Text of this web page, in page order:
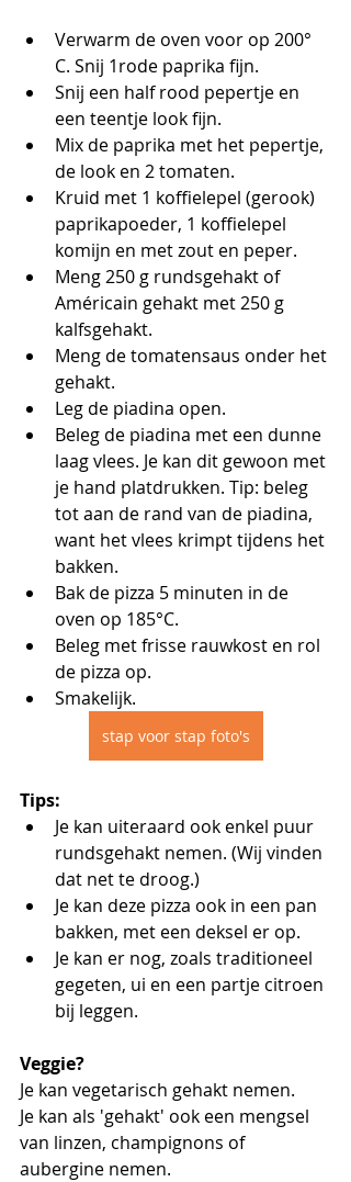
Verwarm de oven voor op 200°
C. Snij 1rode paprika fijn.
Snij een half rood pepertje en
een teentje look fijn.
Mix de paprika met het pepertje,
de look en 2 tomaten.
Kruid met 1 koffielepel (gerook)
paprikapoeder, 1 koffielepel
komijn en met zout en peper.
Meng 250 g rundsgehakt of
Américain gehakt met 250 g
kalfsgehakt.
Meng de tomatensaus onder het
gehakt.
Leg de piadina open.
Beleg de piadina met een dunne
laag vlees. Je kan dit gewoon met
je hand platdrukken. Tip: beleg
tot aan de rand van de piadina,
want het vlees krimpt tijdens het
bakken.
Bak de pizza 5 minuten in de
oven op 185°C.
Beleg met frisse rauwkost en rol
de pizza op.
Smakelijk.
stap voor stap foto's
Tips:
Je kan uiteraard ook enkel puur
rundsgehakt nemen. (Wij vinden
dat net te droog.)
Je kan deze pizza ook in een pan
bakken, met een deksel er op.
Je kan er nog, zoals traditioneel
gegeten, ui en een partje citroen
bij leggen.
Veggie?
Je kan vegetarisch gehakt nemen.
Je kan als 'gehakt' ook een mengsel
van linzen, champignons of
aubergine nemen.